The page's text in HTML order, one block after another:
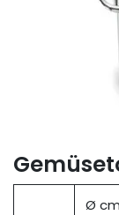
Ø cm